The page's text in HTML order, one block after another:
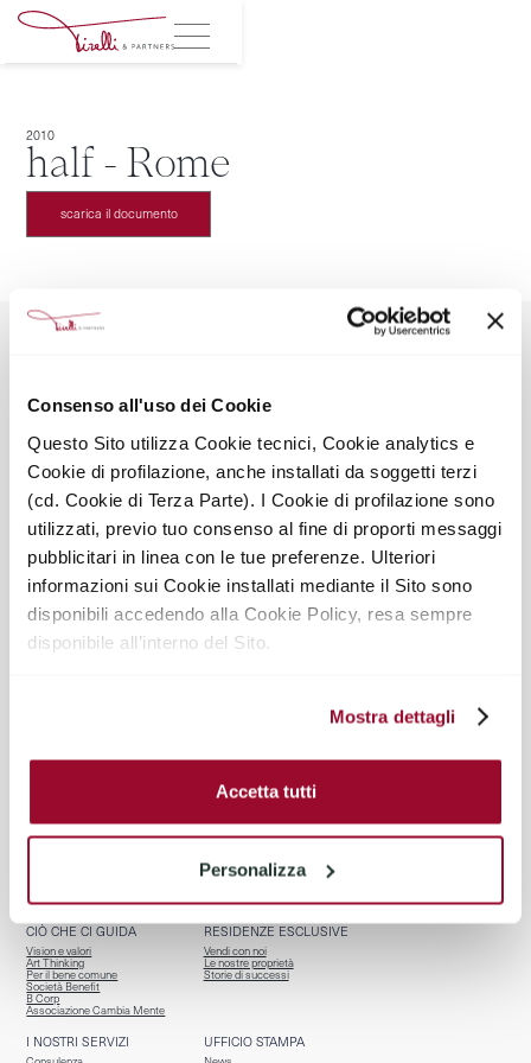
Consenso all'uso dei Cookie
Questo Sito utilizza Cookie tecnici, Cookie analytics e
Cookie di profilazione, anche installati da soggetti terzi
(cd. Cookie di Terza Parte). I Cookie di profilazione sono
utilizzati, previo tuo consenso al fine di proporti messaggi
pubblicitari in linea con le tue preferenze. Ulteriori
informazioni sui Cookie installati mediante il Sito sono
disponibili accedendo alla Cookie Policy, resa sempre
disponibile all’interno del Sito.
Mostra dettagli
Accetta tutti
Personalizza
2010
half - Rome
scarica il documento
Via Leopardi 2, 20123 Milano
Mail: info@tirelliandpartners.pro
Tel: +39028051673
Seguici sui social
@TIRELLI_PARTNERS
BENVENUTI
Contatti
CHI SIAMO
Riconoscimenti
Affiliazioni
CIÒ CHE CI GUIDA
Vision e valori
Art Thinking
Per il bene comune
Società Benefit
B Corp
Associazione Cambia Mente
RESIDENZE ESCLUSIVE
Vendi con noi
Le nostre proprietà
Storie di successi
I NOSTRI SERVIZI UFFICIO STAMPA